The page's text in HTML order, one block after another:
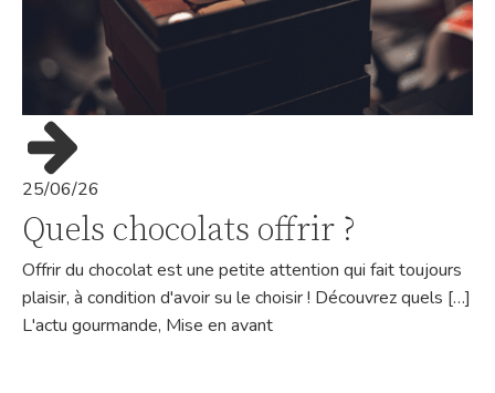
25/06/26
Quels chocolats offrir ?
Offrir du chocolat est une petite attention qui fait toujours
plaisir, à condition d'avoir su le choisir ! Découvrez quels […]
L'actu gourmande, Mise en avant